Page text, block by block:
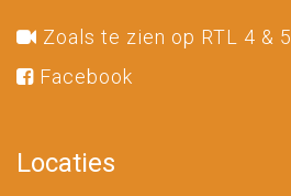
Zoals te zien op RTL 4 & 5
Facebook
Locaties